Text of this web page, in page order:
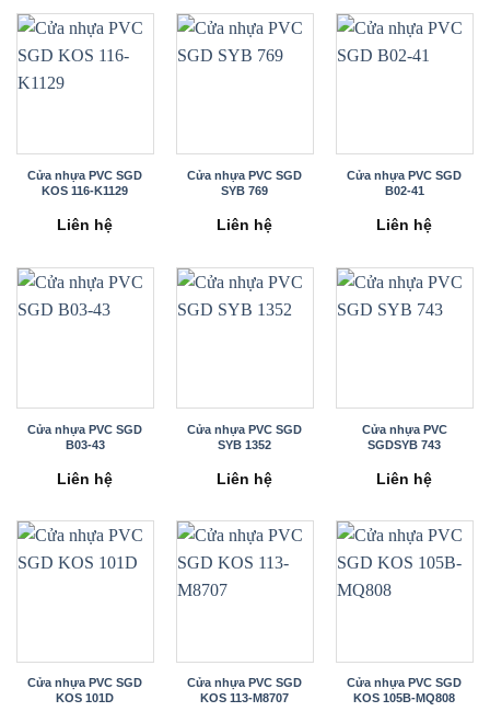
Cửa nhựa PVC SGD
KOS 116-K1129
Liên hệ
Cửa nhựa PVC SGD
SYB 769
Liên hệ
Cửa nhựa PVC SGD
B02-41
Liên hệ
Cửa nhựa PVC SGD
B03-43
Liên hệ
Cửa nhựa PVC SGD
SYB 1352
Liên hệ
Cửa nhựa PVC
SGDSYB 743
Liên hệ
Cửa nhựa PVC SGD
KOS 101D
Cửa nhựa PVC SGD
KOS 113-M8707
Cửa nhựa PVC SGD
KOS 105B-MQ808